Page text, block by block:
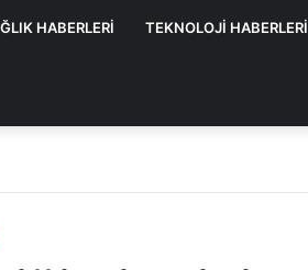
HABERLERİ TEKNOLOJİ HABERLERİ